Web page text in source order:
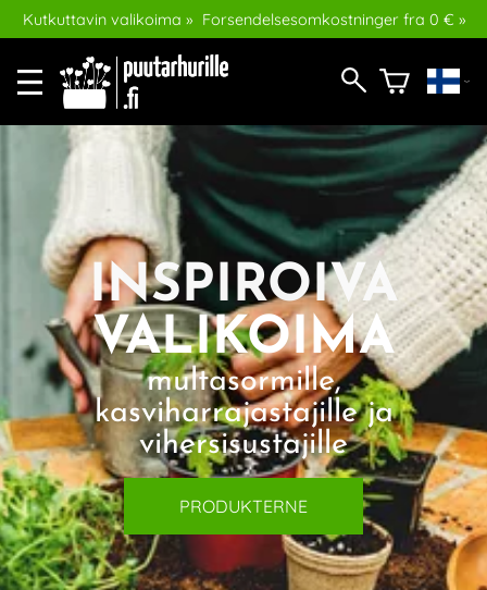
Kutkuttavin valikoima » Forsendelsesomkostninger fra 0 € »
INSPIROIVA
VALIKOIMA
multasormille,
kasviharrajastajille ja
vihersisustajille
PRODUKTERNE